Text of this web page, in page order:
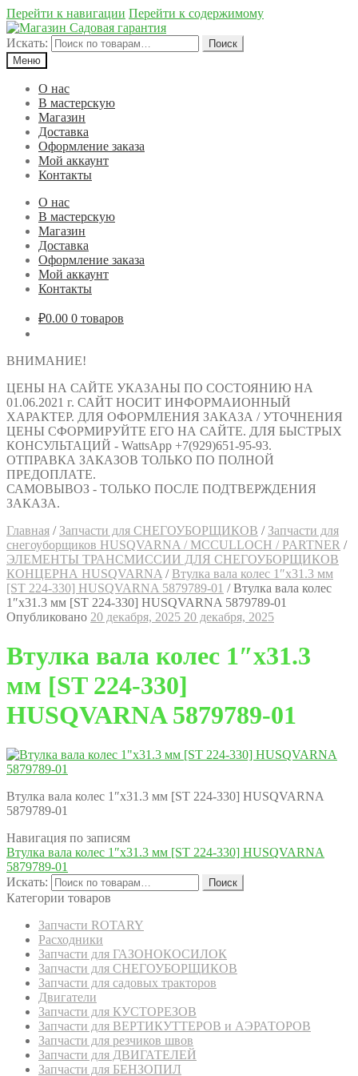
Перейти к навигации Перейти к содержимому
Искать:
Поиск
Меню
О нас
В мастерскую
Магазин
Доставка
Оформление заказа
Мой аккаунт
Контакты
О нас
В мастерскую
Магазин
Доставка
Оформление заказа
Мой аккаунт
Контакты
₽0.00 0 товаров
ВНИМАНИЕ!
ЦЕНЫ НА САЙТЕ УКАЗАНЫ ПО СОСТОЯНИЮ НА
01.06.2021 г. САЙТ НОСИТ ИНФОРМАИОННЫЙ
ХАРАКТЕР. ДЛЯ ОФОРМЛЕНИЯ ЗАКАЗА / УТОЧНЕНИЯ
ЦЕНЫ СФОРМИРУЙТЕ ЕГО НА САЙТЕ. ДЛЯ БЫСТРЫХ
КОНСУЛЬТАЦИЙ - WattsApp +7(929)651-95-93.
ОТПРАВКА ЗАКАЗОВ ТОЛЬКО ПО ПОЛНОЙ
ПРЕДОПЛАТЕ.
САМОВЫВОЗ - ТОЛЬКО ПОСЛЕ ПОДТВЕРЖДЕНИЯ
ЗАКАЗА.
Главная / Запчасти для СНЕГОУБОРЩИКОВ / Запчасти для
снегоуборщиков HUSQVARNA / MCCULLOCH / PARTNER /
ЭЛЕМЕНТЫ ТРАНСМИССИИ ДЛЯ СНЕГОУБОРЩИКОВ
КОНЦЕРНА HUSQVARNA / Втулка вала колес 1″х31.3 мм
[ST 224-330] HUSQVARNA 5879789-01 /Втулка вала колес
1″х31.3 мм [ST 224-330] HUSQVARNA 5879789-01
Опубликовано 20 декабря, 2025 20 декабря, 2025
Втулка вала колес 1″х31.3
мм [ST 224-330]
HUSQVARNA 5879789-01
Втулка вала колес 1″х31.3 мм [ST 224-330] HUSQVARNA
5879789-01
Навигация по записям
Втулка вала колес 1″х31.3 мм [ST 224-330] HUSQVARNA
5879789-01
Искать:
Поиск
Категории товаров
Запчасти ROTARY
Расходники
Запчасти для ГАЗОНОКОСИЛОК
Запчасти для СНЕГОУБОРЩИКОВ
Запчасти для садовых тракторов
Двигатели
Запчасти для КУСТОРЕЗОВ
Запчасти для ВЕРТИКУТТЕРОВ и АЭРАТОРОВ
Запчасти для резчиков швов
Запчасти для ДВИГАТЕЛЕЙ
Запчасти для БЕНЗОПИЛ